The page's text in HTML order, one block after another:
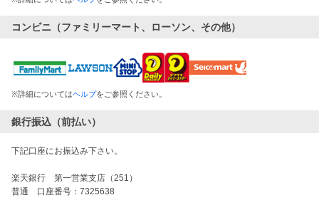
コンビニ（ファミリーマート、ローソン、その他）
※詳細についてはヘルプをご参照ください。
銀行振込（前払い）
下記口座にお振込み下さい。
楽天銀行 第一営業支店（251）
普通 口座番号：7325638